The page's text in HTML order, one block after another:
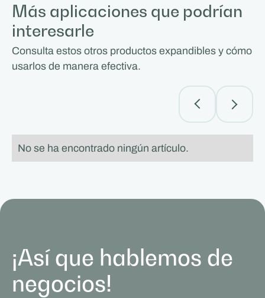
Más aplicaciones que podrían
interesarle
Consulta estos otros productos expandibles y cómo
usarlos de manera efectiva.
No se ha encontrado ningún artículo.
¡Así que hablemos de
negocios!